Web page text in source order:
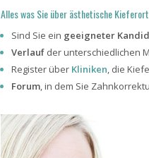
Alles was Sie über ästhetische
Sind Sie ein geeigneter
Verlauf der unterschiedlichen
Register über Kliniken, die
Forum, in dem Sie